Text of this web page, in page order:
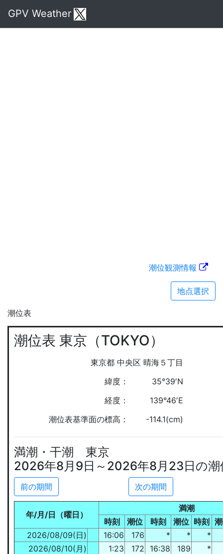
GPV Weather
潮位観測情報
地点選択
潮位表
潮位表 東京（TOKYO）
東京都 中央区 晴海５丁目
緯度：
35°39′N
経度：
139°46′E
潮位表基準面の標高：
-114.1(cm)
満潮・干潮 東京
2026年8月9日～2026年8月23日の潮
前の期間 次の期間
年/月/日（曜日）
満潮
時刻
潮位 時刻 潮位 時刻
2026/08/09(日)
16:06 176 * *
*
2026/08/10(月)
1:23 172 16:38 189
*